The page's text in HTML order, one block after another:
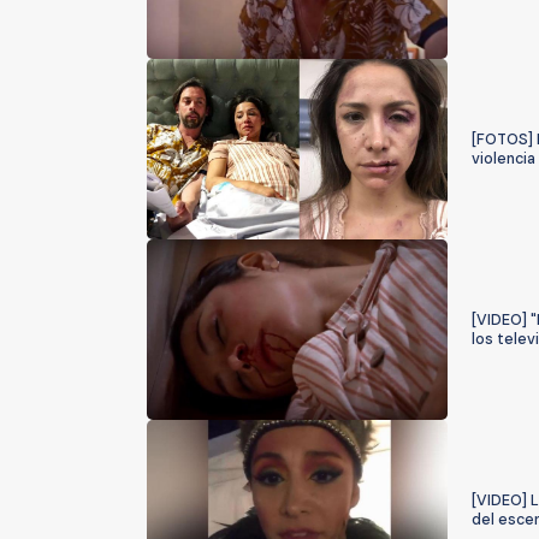
violencia
[VIDEO]
los
[VIDEO]
del